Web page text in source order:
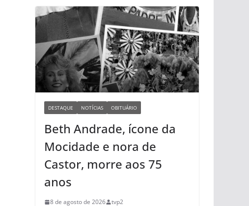
DESTAQUE NOTÍCIAS OBITUÁRIO
Beth Andrade, ícone da
Mocidade e nora de
Castor, morre aos 75
anos
8 de agosto de 2026 tvp2